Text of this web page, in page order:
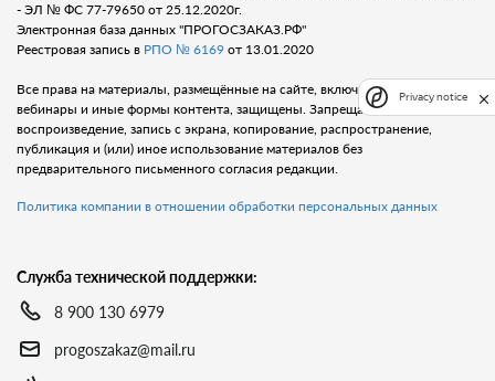
- ЭЛ № ФС 77-79650 от 25.12.2020г.
Электронная база данных "ПРОГОСЗАКАЗ.РФ"
Реестровая запись в РПО № 6169 от 13.01.2020
Все права на материалы, размещённые на сайте, включая тексты, видео,
вебинары и иные формы контента, защищены. Запрещается любое
воспроизведение, запись с экрана, копирование, распространение,
публикация и (или) иное использование материалов без
предварительного письменного согласия редакции.
Политика компании в отношении обработки персональных данных
Служба технической поддержки:
8 900 130 6979
progoszakaz@mail.ru
Privacy notice